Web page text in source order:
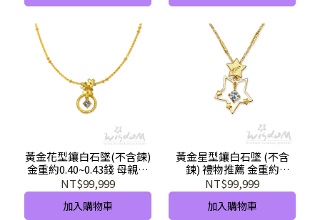
黃金花型鑲白石墜(不含鍊)
金重約0.40~0.43錢 母親節
情人節禮物推薦 GD02065-
GXX-GHX
NT$99,999
加入購物車
黃金星型鑲白石墜 (不含
鍊) 禮物推薦 金重約
0.34~0.36錢 情人節 生日禮
GD02636-GXX-GHX
NT$99,999
加入購物車